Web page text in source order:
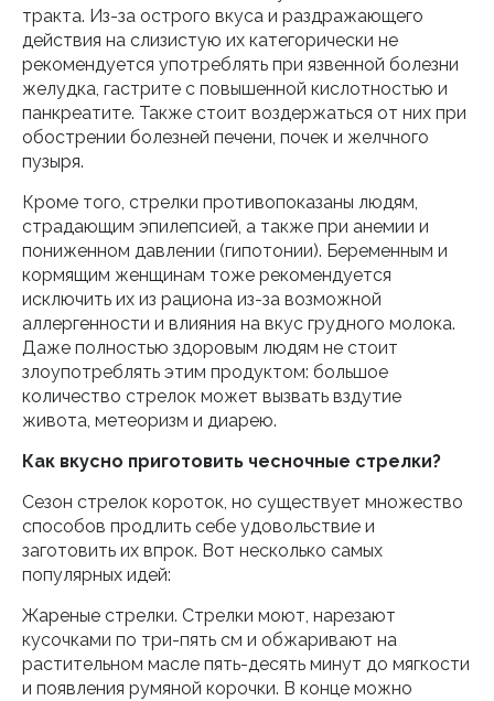
тракта. Из-за острого вкуса и раздражающего
действия на слизистую их категорически не
рекомендуется употреблять при язвенной болезни
желудка, гастрите с повышенной кислотностью и
панкреатите. Также стоит воздержаться от них при
обострении болезней печени, почек и желчного
пузыря.
Кроме того, стрелки противопоказаны людям,
страдающим эпилепсией, а также при анемии и
пониженном давлении (гипотонии). Беременным и
кормящим женщинам тоже рекомендуется
исключить их из рациона из-за возможной
аллергенности и влияния на вкус грудного молока.
Даже полностью здоровым людям не стоит
злоупотреблять этим продуктом: большое
количество стрелок может вызвать вздутие
живота, метеоризм и диарею.
Как вкусно приготовить чесночные стрелки?
Сезон стрелок короток, но существует множество
способов продлить себе удовольствие и
заготовить их впрок. Вот несколько самых
популярных идей:
Жареные стрелки. Стрелки моют, нарезают
кусочками по три-пять см и обжаривают на
растительном масле пять-десять минут до мягкости
и появления румяной корочки. В конце можно